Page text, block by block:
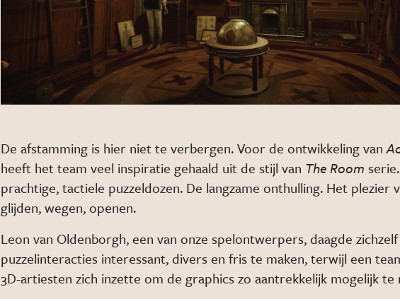
De afstamming is hier niet te verbergen. Voor de ontwikkeling van
heeft het team veel inspiratie gehaald uit de stijl van The Room
prachtige, tactiele puzzeldozen. De langzame onthulling. Het plezier
glijden, wegen, openen.
Leon van Oldenborgh, een van onze spelontwerpers, daagde
puzzelinteracties interessant, divers en fris te maken, terwijl een
3D-artiesten zich inzette om de graphics zo aantrekkelijk mogelijk te